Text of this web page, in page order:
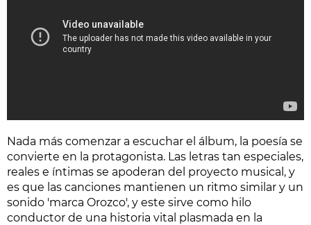
Nada más comenzar a escuchar el álbum, la poesía se
convierte en la protagonista. Las letras tan especiales,
reales e íntimas se apoderan del proyecto musical, y
es que las canciones mantienen un ritmo similar y un
sonido 'marca Orozco', y este sirve como hilo
conductor de una historia vital plasmada en la